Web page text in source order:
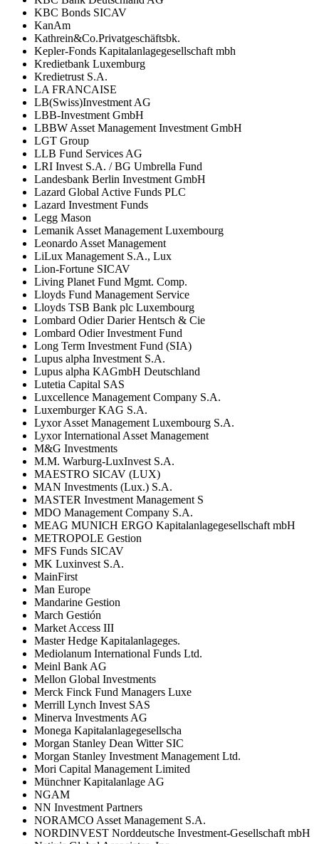
KBC Bonds SICAV
KanAm
Kathrein&Co.Privatgeschäftsbk.
Kepler-Fonds Kapitalanlagegesellschaft mbh
Kredietbank Luxemburg
Kredietrust S.A.
LA FRANCAISE
LB(Swiss)Investment AG
LBB-Investment GmbH
LBBW Asset Management Investment GmbH
LGT Group
LLB Fund Services AG
LRI Invest S.A. / BG Umbrella Fund
Landesbank Berlin Investment GmbH
Lazard Global Active Funds PLC
Lazard Investment Funds
Legg Mason
Lemanik Asset Management Luxembourg
Leonardo Asset Management
LiLux Management S.A., Lux
Lion-Fortune SICAV
Living Planet Fund Mgmt. Comp.
Lloyds Fund Management Service
Lloyds TSB Bank plc Luxembourg
Lombard Odier Darier Hentsch & Cie
Lombard Odier Investment Fund
Long Term Investment Fund (SIA)
Lupus alpha Investment S.A.
Lupus alpha KAGmbH Deutschland
Lutetia Capital SAS
Luxcellence Management Company S.A.
Luxemburger KAG S.A.
Lyxor Asset Management Luxembourg S.A.
Lyxor International Asset Management
M&G Investments
M.M. Warburg-LuxInvest S.A.
MAESTRO SICAV (LUX)
MAN Investments (Lux.) S.A.
MASTER Investment Management S
MDO Management Company S.A.
MEAG MUNICH ERGO Kapitalanlagegesellschaft mbH
METROPOLE Gestion
MFS Funds SICAV
MK Luxinvest S.A.
MainFirst
Man Europe
Mandarine Gestion
March Gestión
Market Access III
Master Hedge Kapitalanlageges.
Mediolanum International Funds Ltd.
Meinl Bank AG
Mellon Global Investments
Merck Finck Fund Managers Luxe
Merrill Lynch Invest SAS
Minerva Investments AG
Monega Kapitalanlagegesellscha
Morgan Stanley Dean Witter SIC
Morgan Stanley Investment Management Ltd.
Mori Capital Management Limited
Münchner Kapitalanlage AG
NGAM
NN Investment Partners
NORAMCO Asset Management S.A.
NORDINVEST Norddeutsche Investment-Gesellschaft mbH